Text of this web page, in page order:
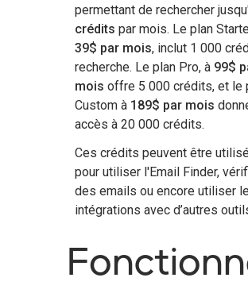
permettant de rechercher
crédits par mois. Le plan
39$ par mois, inclut 1 000
recherche. Le plan Pro, à 99$
mois offre 5 000 crédits, et le
Custom à 189$ par mois
accès à 20 000 crédits.
Ces crédits peuvent être
pour utiliser l'Email Finder,
des emails ou encore utiliser
intégrations avec d’autres